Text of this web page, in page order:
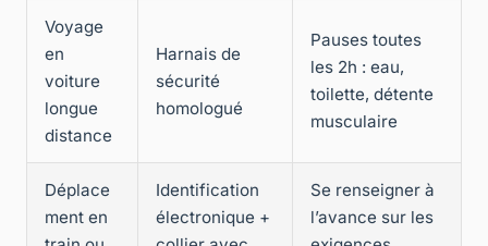
Voyage
en
voiture
longue
distance
Harnais de
sécurité
homologué
Pauses toutes
les 2h : eau,
toilette, détente
musculaire
Déplace
ment en
Identification
électronique +
Se renseigner à
l’avance sur les